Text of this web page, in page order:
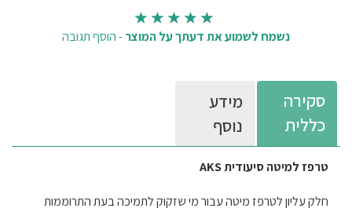
נשמח לשמוע את דעתך על המוצר-הוסף תגובה
סקירה
כללית
מידע
נוסף
טרפז למיטה סיעודית AKS
חלק עליון לטרפז מיטה עבור מי שזקוק לתמיכה בעת התרוממות